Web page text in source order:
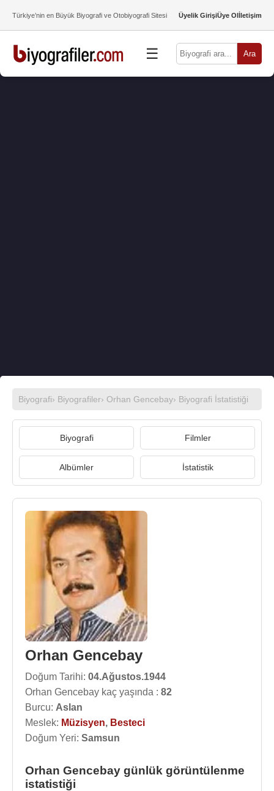
Türkiye’nin en Büyük Biyografi ve Otobiyografi Sitesi Üyelik GirişiÜye Olİletişim
☰ Ara
Biyografi› Biyografiler› Orhan Gencebay› Biyografi İstatistiği
Biyografi Filmler
Albümler İstatistik
Orhan Gencebay
Doğum Tarihi: 04.Ağustos.1944
Orhan Gencebay kaç yaşında : 82
Burcu: Aslan
Meslek: Müzisyen, Besteci
Doğum Yeri: Samsun
Orhan Gencebay günlük görüntülenme
istatistiği